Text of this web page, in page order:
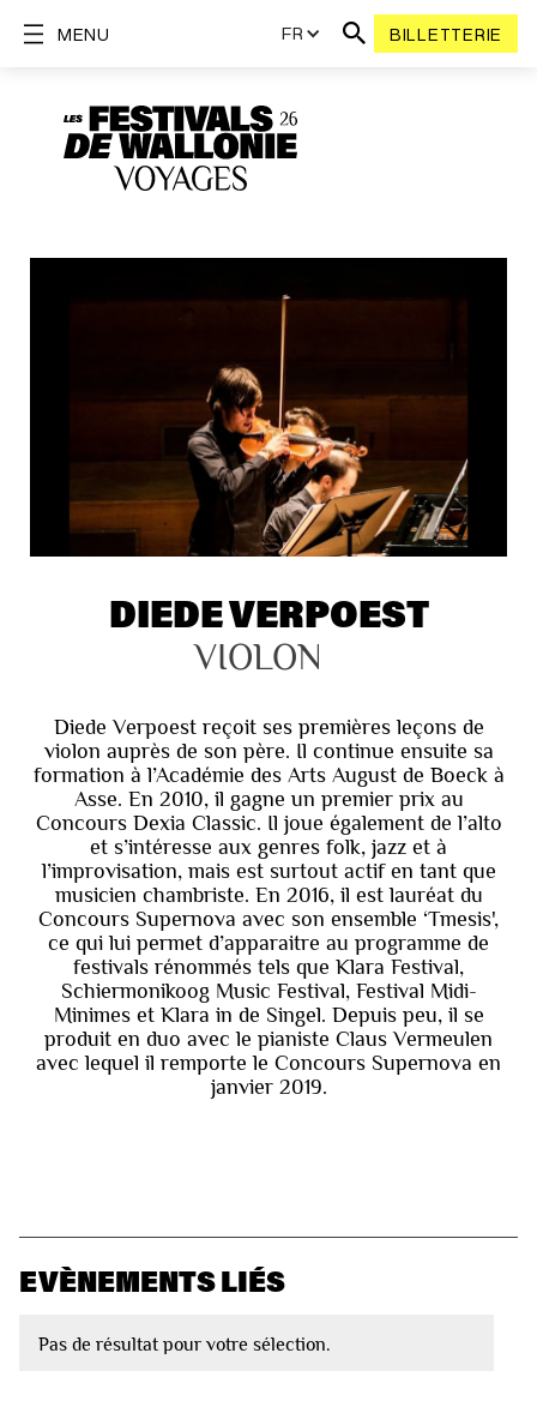
FR BILLETTERIE
MENU
DIEDE VERPOEST
VIOLON
Diede Verpoest reçoit ses premières leçons de
violon auprès de son père. Il continue ensuite sa
formation à l’Académie des Arts August de Boeck à
Asse. En 2010, il gagne un premier prix au
Concours Dexia Classic. Il joue également de l’alto
et s’intéresse aux genres folk, jazz et à
l’improvisation, mais est surtout actif en tant que
musicien chambriste. En 2016, il est lauréat du
Concours Supernova avec son ensemble ‘Tmesis',
ce qui lui permet d’apparaitre au programme de
festivals rénommés tels que Klara Festival,
Schiermonikoog Music Festival, Festival Midi-
Minimes et Klara in de Singel. Depuis peu, il se
produit en duo avec le pianiste Claus Vermeulen
avec lequel il remporte le Concours Supernova en
janvier 2019.
EVÈNEMENTS LIÉS
Pas de résultat pour votre sélection.